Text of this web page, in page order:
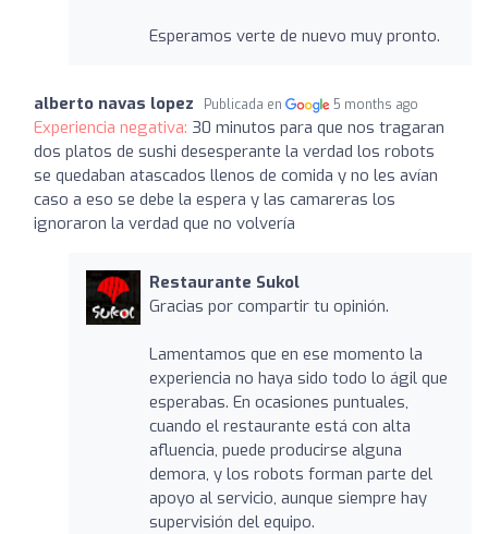
Esperamos verte de nuevo muy pronto.
alberto navas lopez Publicada en 5 months ago
Experiencia negativa: 30 minutos para que nos tragaran
dos platos de sushi desesperante la verdad los robots
se quedaban atascados llenos de comida y no les avían
caso a eso se debe la espera y las camareras los
ignoraron la verdad que no volvería
Restaurante Sukol
Gracias por compartir tu opinión.
Lamentamos que en ese momento la
experiencia no haya sido todo lo ágil que
esperabas. En ocasiones puntuales,
cuando el restaurante está con alta
afluencia, puede producirse alguna
demora, y los robots forman parte del
apoyo al servicio, aunque siempre hay
supervisión del equipo.